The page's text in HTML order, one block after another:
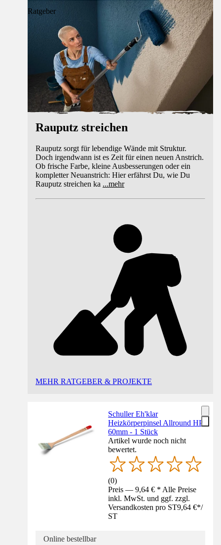
Ratgeber
Rauputz streichen
Rauputz sorgt für lebendige Wände mit Struktur.
Doch irgendwann ist es Zeit für einen neuen Anstrich.
Ob frische Farbe, kleine Ausbesserungen oder ein
kompletter Neuanstrich: Hier erfährst Du, wie Du
Rauputz streichen ka ...mehr
MEHR RATGEBER & PROJEKTE
Schuller Eh'klar
Heizkörperpinsel Allround HP
60mm - 1 Stück
Artikel wurde noch nicht
bewertet.
(0)
Preis — 9,64 € * Alle Preise
inkl. MwSt. und ggf. zzgl.
Versandkosten pro ST9,64 €*/
ST
Online bestellbar